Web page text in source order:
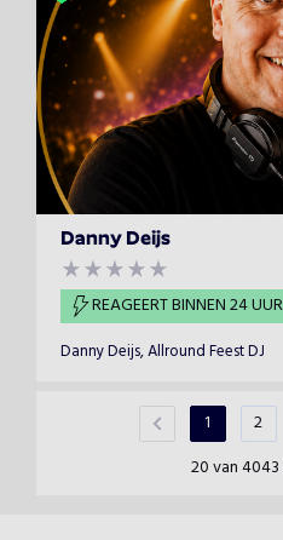
Danny Deijs
REAGEERT BINNEN 24 UUR
Danny Deijs, Allround Feest DJ
1 2
20 van